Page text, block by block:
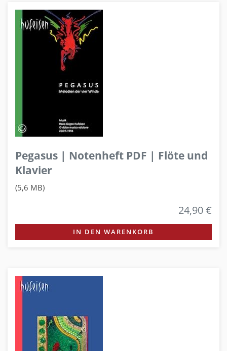
Pegasus | Notenheft PDF | Flöte und
Klavier
(5,6 MB)
24,90 €
IN DEN WARENKORB